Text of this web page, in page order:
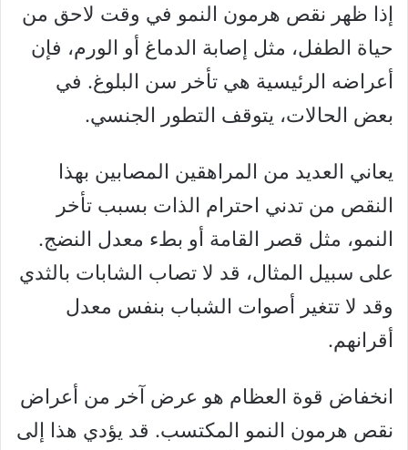
إذا ظهر نقص هرمون النمو في وقت لاحق من
حياة الطفل، مثل إصابة الدماغ أو الورم، فإن
أعراضه الرئيسية هي تأخر سن البلوغ. في
بعض الحالات، يتوقف التطور الجنسي.
يعاني العديد من المراهقين المصابين بهذا
النقص من تدني احترام الذات بسبب تأخر
النمو، مثل قصر القامة أو بطء معدل النضج.
على سبيل المثال، قد لا تصاب الشابات بالثدي
وقد لا تتغير أصوات الشباب بنفس معدل
أقرانهم.
انخفاض قوة العظام هو عرض آخر من أعراض
نقص هرمون النمو المكتسب. قد يؤدي هذا إلى